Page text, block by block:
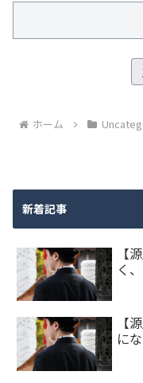
ホーム
新着記事
【
く
【
に